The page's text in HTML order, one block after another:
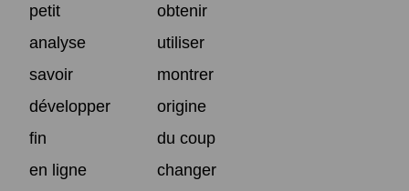
petit
obtenir
analyse
utiliser
savoir
montrer
développer
origine
fin
du coup
en ligne
changer